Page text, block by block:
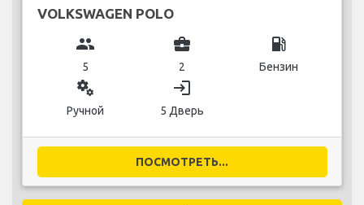
VOLKSWAGEN POLO
group
5
business_center
2
local_gas_station
Бензин
miscellaneous_services
Ручной
login
5 Дверь
ПОСМОТРЕТЬ...